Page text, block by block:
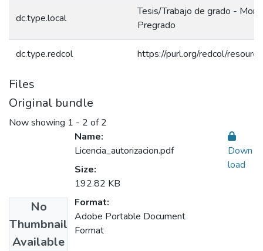
dc.type.local
Tesis/Trabajo de grado -
Pregrado
dc.type.redcol https://purl.org/redcol/
Files
Original bundle
Now showing 1 - 2 of 2
No
Thumbnail
Available
Name:
Licencia_autorizacion.pdf
Size:
192.82 KB
Format:
Adobe Portable Document
Format
Down
load